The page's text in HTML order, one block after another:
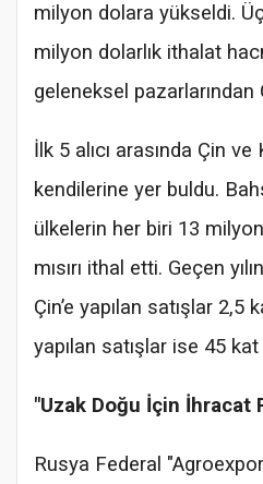
milyon dolara yükseldi.
milyon dolarlık ithalat
geleneksel pazarlarından
İlk 5 alıcı arasında Çin
kendilerine yer buldu.
ülkelerin her biri 13
mısırı ithal etti. Geçen
Çin’e yapılan satışlar 2,5
yapılan satışlar ise 45
"Uzak Doğu İçin İhracat
Rusya Federal